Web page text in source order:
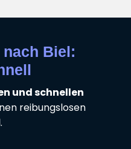
Biel:
und schnellen
reibungslosen